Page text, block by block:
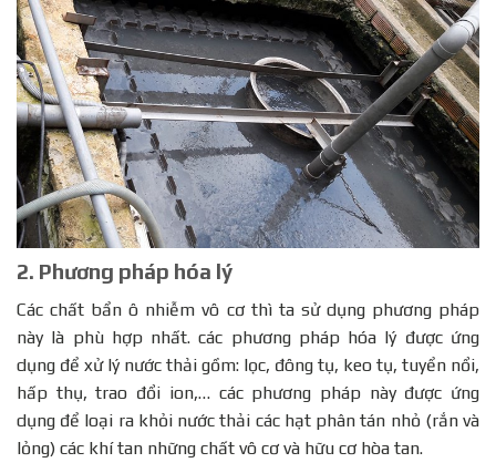
2. Phương pháp hóa lý
Các chất bẩn ô nhiễm vô cơ thì ta sử dụng phương pháp
này là phù hợp nhất. các phương pháp hóa lý được ứng
dụng để xử lý nước thải gồm: lọc, đông tụ, keo tụ, tuyển nổi,
hấp thụ, trao đổi ion,… các phương pháp này được ứng
dụng để loại ra khỏi nước thải các hạt phân tán nhỏ (rắn và
lỏng) các khí tan những chất vô cơ và hữu cơ hòa tan.